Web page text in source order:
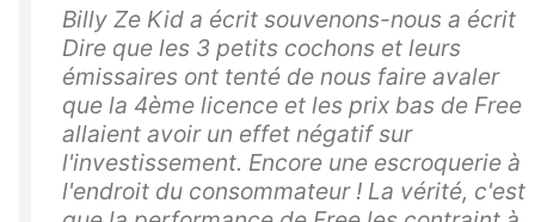
Billy Ze Kid a écrit souvenons-nous a écrit
Dire que les 3 petits cochons et leurs
émissaires ont tenté de nous faire avaler
que la 4ème licence et les prix bas de Free
allaient avoir un effet négatif sur
l'investissement. Encore une escroquerie à
l'endroit du consommateur ! La vérité, c'est